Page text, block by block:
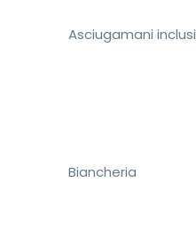
Asciugamani inclusi
Biancheria